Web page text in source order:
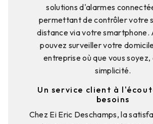
solutions d'alarmes
permettant de contrôler votre
distance via votre smartphone.
pouvez surveiller votre
entreprise où que vous
simplicité.
Un service client à
besoins
Chez Ei Eric Deschamps, la